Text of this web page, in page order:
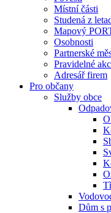
Místní části
Studená z
Mapový
Osobnosti
Partnerské
Pravidelné
Adresář firem
Pro občany
Služby obce
Dům s